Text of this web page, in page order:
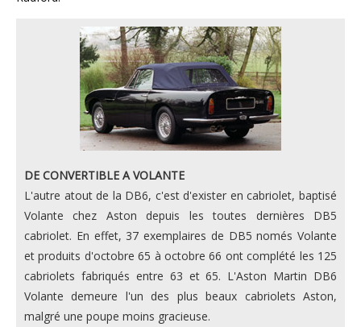
DE CONVERTIBLE A VOLANTE
L'autre atout de la DB6, c'est d'exister en cabriolet, baptisé
Volante chez Aston depuis les toutes dernières DB5
cabriolet. En effet, 37 exemplaires de DB5 només Volante
et produits d'octobre 65 à octobre 66 ont complété les 125
cabriolets fabriqués entre 63 et 65. L'Aston Martin DB6
Volante demeure l'un des plus beaux cabriolets Aston,
malgré une poupe moins gracieuse.